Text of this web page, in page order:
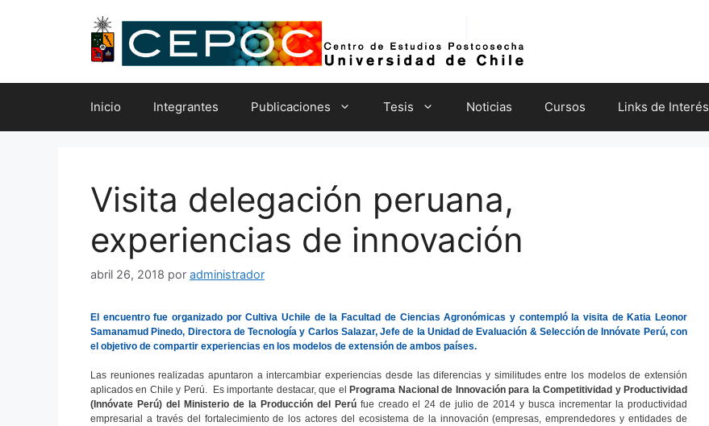
Inicio Integrantes Publicaciones Tesis Noticias Cursos Links de Interés
Visita delegación peruana,
experiencias de innovación
abril 26, 2018 por administrador
El encuentro fue organizado por Cultiva Uchile de la Facultad de Ciencias Agronómicas y contempló la visita de Katia Leonor
Samanamud Pinedo, Directora de Tecnología y Carlos Salazar, Jefe de la Unidad de Evaluación & Selección de Innóvate Perú, con
el objetivo de compartir experiencias en los modelos de extensión de ambos países.
Las reuniones realizadas apuntaron a intercambiar experiencias desde las diferencias y similitudes entre los modelos de extensión
aplicados en Chile y Perú. Es importante destacar, que el
Programa Nacional de Innovación para la Competitividad y Productividad
(Innóvate Perú) del Ministerio de la Producción del Perúfue creado el 24 de julio de 2014 y busca incrementar la productividad
empresarial a través del fortalecimiento de los actores del ecosistema de la innovación (empresas, emprendedores y entidades de